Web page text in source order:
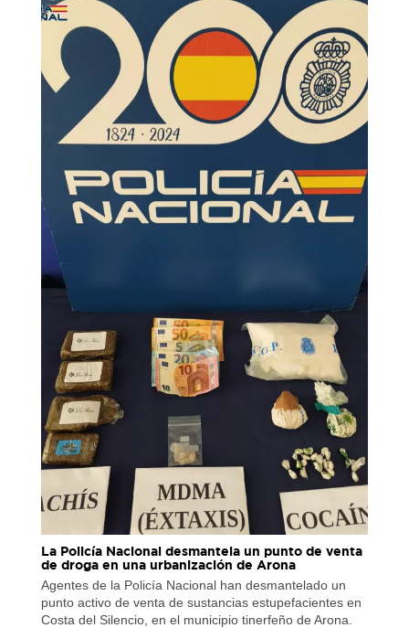
La Policía Nacional desmantela un punto de venta
de droga en una urbanización de Arona
Agentes de la Policía Nacional han desmantelado un
punto activo de venta de sustancias estupefacientes en
Costa del Silencio, en el municipio tinerfeño de Arona.